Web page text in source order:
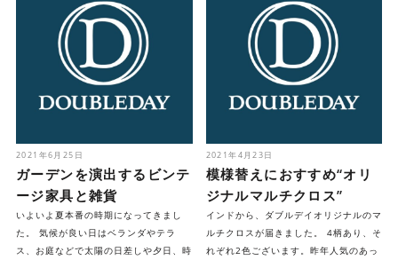
2021年6月25日
ガーデンを演出するビンテ
ージ家具と雑貨
いよいよ夏本番の時期になってきまし
た。 気候が良い日はベランダやテラ
ス、お庭などで太陽の日差しや夕日、時
2021年4月23日
模様替えにおすすめ“オリ
ジナルマルチクロス”
インドから、ダブルデイオリジナルのマ
ルチクロスが届きました。 4柄あり、そ
れぞれ2色ございます。昨年人気のあっ